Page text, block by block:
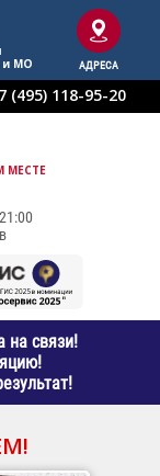
и МО
АДРЕСА
(495) 118-95-20
МЕСТЕ
на связи!